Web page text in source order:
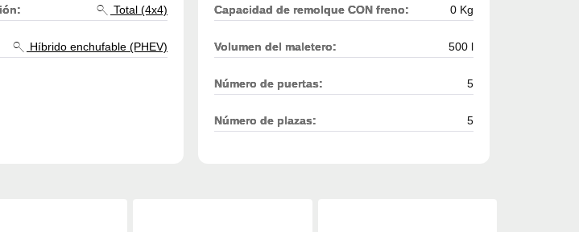
Total (4x4)
Híbrido enchufable (PHEV)
Capacidad de remolque CON freno: 0 Kg
Volumen del maletero: 500 l
Número de puertas: 5
Número de plazas: 5